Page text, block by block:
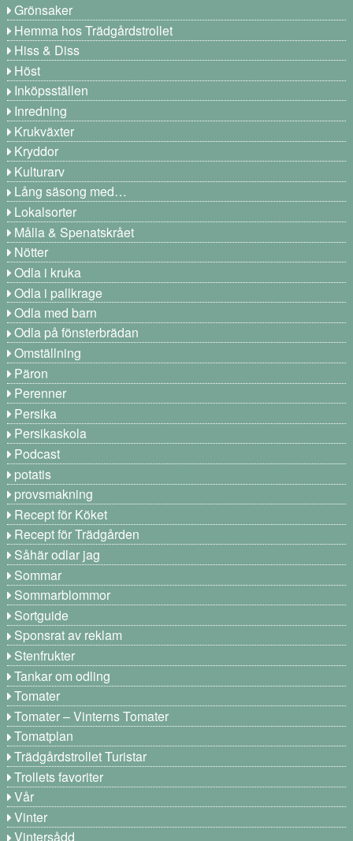
Grönsaker
Hemma hos Trädgårdstrollet
Hiss & Diss
Höst
Inköpsställen
Inredning
Krukväxter
Kryddor
Kulturarv
Lång säsong med…
Lokalsorter
Målla & Spenatskrået
Nötter
Odla i kruka
Odla i pallkrage
Odla med barn
Odla på fönsterbrädan
Omställning
Päron
Perenner
Persika
Persikaskola
Podcast
potatis
provsmakning
Recept för Köket
Recept för Trädgården
Såhär odlar jag
Sommar
Sommarblommor
Sortguide
Sponsrat av reklam
Stenfrukter
Tankar om odling
Tomater
Tomater – Vinterns Tomater
Tomatplan
Trädgårdstrollet Turistar
Trollets favoriter
Vår
Vinter
Vintersådd